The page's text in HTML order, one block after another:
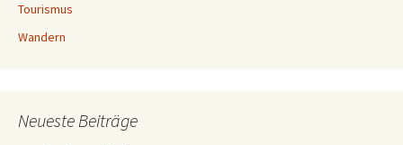
Tourismus
Wandern
Neueste Beiträge